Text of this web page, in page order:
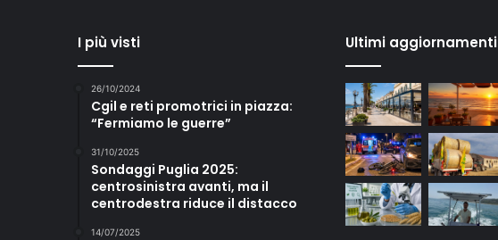
I più visti
26/10/2024
Cgil e reti promotrici in piazza:
“Fermiamo le guerre”
31/10/2025
Sondaggi Puglia 2025:
centrosinistra avanti, ma il
centrodestra riduce il distacco
14/07/2025
Ultimi aggiornamenti